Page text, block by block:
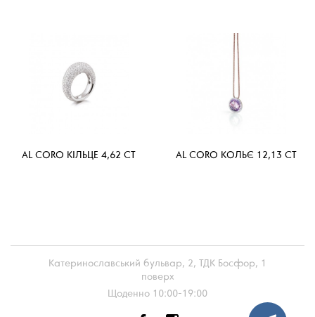
AL CORO КІЛЬЦЕ 4,62 CT AL CORO КОЛЬЄ 12,13 CT
Катеринославський бульвар, 2, ТДК Босфор, 1
поверх
Щоденно 10:00-19:00